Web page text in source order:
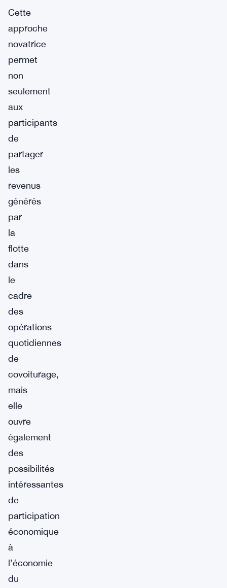
Cette
approche
novatrice
permet
non
seulement
aux
participants
de
partager
les
revenus
générés
par
la
flotte
dans
le
cadre
des
opérations
quotidiennes
de
covoiturage,
mais
elle
ouvre
également
des
possibilités
intéressantes
de
participation
économique
à
l’économie
du